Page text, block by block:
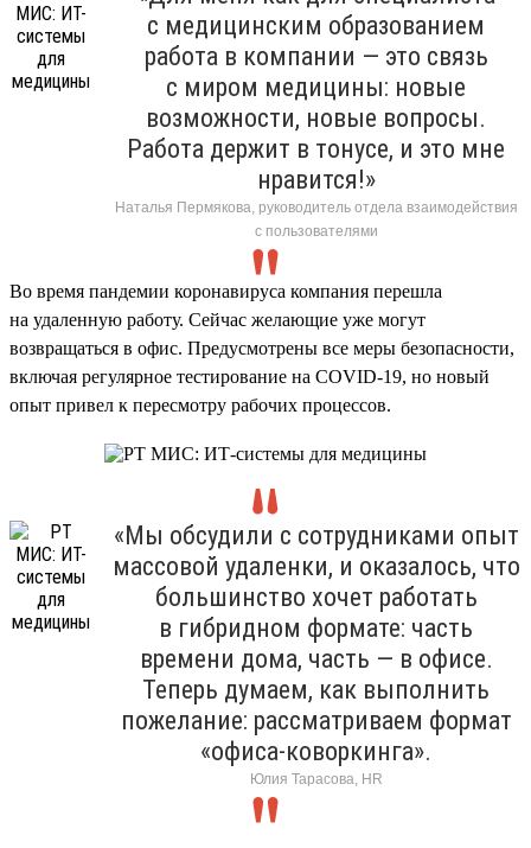
с медицинским образованием
работа в компании — это связь
с миром медицины: новые
возможности, новые вопросы.
Работа держит в тонусе, и это мне
нравится!»
Наталья Пермякова, руководитель отдела взаимодействия
с пользователями
Во время пандемии коронавируса компания перешла
на удаленную работу. Сейчас желающие уже могут
возвращаться в офис. Предусмотрены все меры безопасности,
включая регулярное тестирование на COVID-19, но новый
опыт привел к пересмотру рабочих процессов.
«Мы обсудили с сотрудниками опыт
массовой удаленки, и оказалось, что
большинство хочет работать
в гибридном формате: часть
времени дома, часть — в офисе.
Теперь думаем, как выполнить
пожелание: рассматриваем формат
«офиса-коворкинга».
Юлия Тарасова, HR